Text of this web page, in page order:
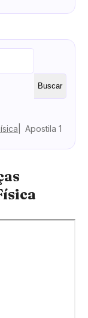
Buscar
Apostila 1